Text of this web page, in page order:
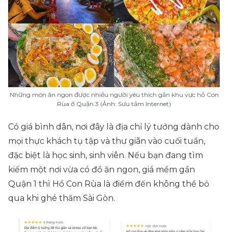
Những món ăn ngon được nhiều người yêu thích gần khu vực hồ Con
Rùa ở Quận 3 (Ảnh: Sưu tầm Internet)
Có giá bình dân, nơi đây là địa chỉ lý tưởng dành cho
mọi thực khách tụ tập và thư giãn vào cuối tuần,
đặc biệt là học sinh, sinh viên. Nếu bạn đang tìm
kiếm một nơi vừa có đồ ăn ngon, giá mềm gần
Quận 1 thì Hồ Con Rùa là điểm đến không thể bỏ
qua khi ghé thăm Sài Gòn.